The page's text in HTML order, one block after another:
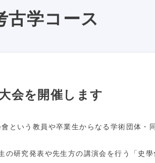
古学コース
会を開催します
という教員や卒業生からなる学術団体・
の研究発表や先生方の講演会を行う「史學